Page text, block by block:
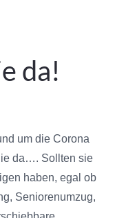
da!
um die Corona
da…. Sollten sie
haben, egal ob
Seniorenumzug,